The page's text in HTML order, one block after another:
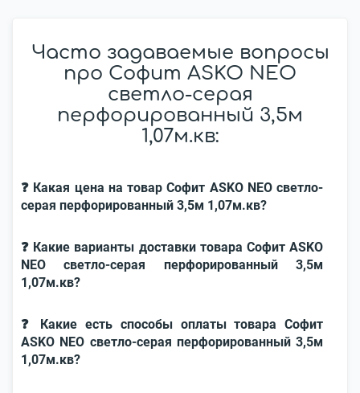
Часто задаваемые вопросы
про Софит ASKO NEO
светло-серая
перфорированный 3,5м
1,07м.кв:
❓ Какая цена на товар Софит ASKO NEO светло-
серая перфорированный 3,5м 1,07м.кв?
❓ Какие варианты доставки товара Софит ASKO
NEO светло-серая перфорированный 3,5м
1,07м.кв?
❓ Какие есть способы оплаты товара Софит
ASKO NEO светло-серая перфорированный 3,5м
1,07м.кв?